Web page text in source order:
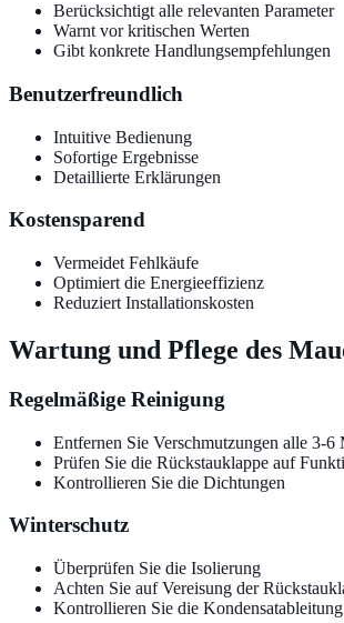
Berücksichtigt alle relevanten Parameter
Warnt vor kritischen Werten
Gibt konkrete Handlungsempfehlungen
Benutzerfreundlich
Intuitive Bedienung
Sofortige Ergebnisse
Detaillierte Erklärungen
Kostensparend
Vermeidet Fehlkäufe
Optimiert die Energieeffizienz
Reduziert Installationskosten
Wartung und Pflege des
Regelmäßige Reinigung
Entfernen Sie Verschmutzungen alle 3-6
Prüfen Sie die Rückstauklappe auf
Kontrollieren Sie die Dichtungen
Winterschutz
Überprüfen Sie die Isolierung
Achten Sie auf Vereisung der
Kontrollieren Sie die Kondensatableitung